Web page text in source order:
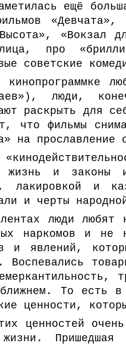
ещё
«Вокзал
про
советские
кинопрограммке
люди,
раскрыть для
что фильмы
на
и законы
лакировкой и
и черты
люди любят
наркомов и не
и явлений,
Воспевались
То есть в
ценности,
ценностей
жизни. Пришедшая